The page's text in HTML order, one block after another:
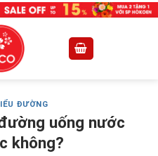
ĐƯỜNG
uống nước
không?